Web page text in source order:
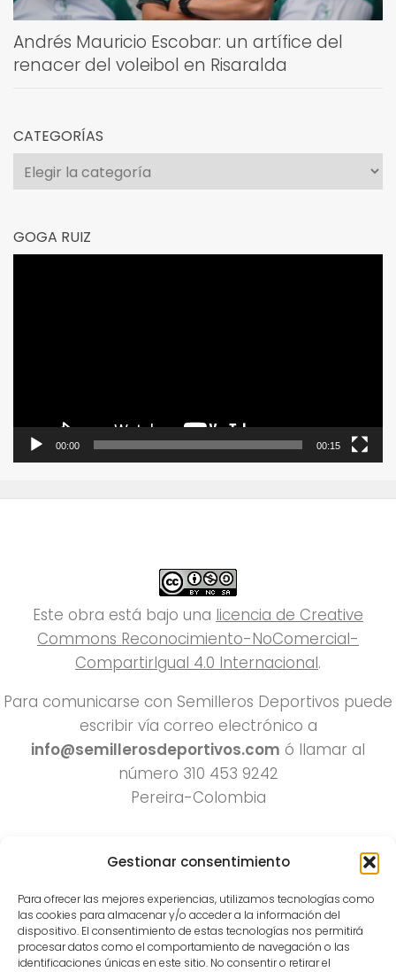
Gestionar consentimiento
Para ofrecer las mejores experiencias, utilizamos tecnologías como
las cookies para almacenar y/o acceder a la información del
dispositivo. El consentimiento de estas tecnologías nos permitirá
procesar datos como el comportamiento de navegación o las
identificaciones únicas en este sitio. No consentir o retirar el
Andrés Mauricio Escobar: un artífice del
renacer del voleibol en Risaralda
CATEGORÍAS
Categorías
GOGA RUIZ
00:00 00:15
Este obra está bajo una licencia de Creative
Commons Reconocimiento-NoComercial-
CompartirIgual 4.0 Internacional.
Para comunicarse con Semilleros Deportivos puede
escribir vía correo electrónico a
info@semillerosdeportivos.com ó llamar al
número 310 453 9242
Pereira-Colombia
Todos los derechos reservados 2022.